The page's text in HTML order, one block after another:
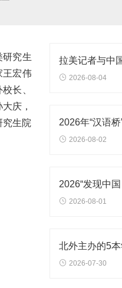
研究生
王宏伟
长、
庆，
生院
2026-08-04
2026-08-02
2026-08-01
2026-07-30